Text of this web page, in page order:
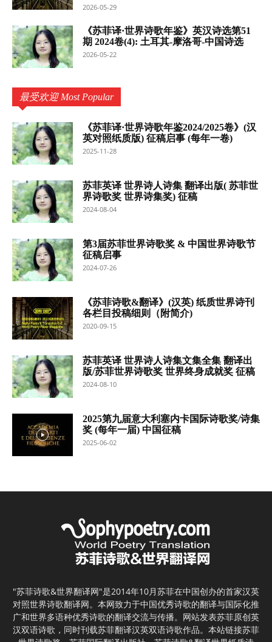
2026-05-29
《苏菲译·世界诗歌年鉴》英汉诗选第51
期 2024卷(4): 土耳其-摩洛哥-中国诗选
2026-05-22
最受欢迎 Most Popular
《苏菲译·世界诗歌年鉴2024/2025卷》(汉
英对照纸质版) 征稿启事 (每年一卷)
2025-11-28
苏菲英译 世界诗人诗集 翻译出版( 苏菲世
界诗歌奖 世界诗集奖) 征稿
2024-08-04
第3届苏菲世界诗歌奖 & 中国世界诗歌节
征稿启事
2024-07-26
《苏菲诗歌&翻译》(汉英) 纸质世界诗刊
各栏目投稿细则（附简介)
2020-09-15
苏菲英译 世界诗人诗集文集全集 翻译出
版/苏菲世界诗歌奖 世界终身成就奖 征稿
2024-08-10
2025第九届意大利塞内卡国际诗歌奖/诗集
奖 (每年一届) 中国征稿
2025-06-02
"苏菲诗歌&世界翻译网"是2014年10月苏菲在中国创办的首家汉英
对照世界诗歌翻译网。本网致力于中国优秀诗歌的翻译与国际化推
广和世界多语种优秀诗歌的翻译交流与传播。网站发表苏菲原创英
汉双语诗歌，同时刊载苏菲翻译汉英双语诗歌作品。本站链接苏菲